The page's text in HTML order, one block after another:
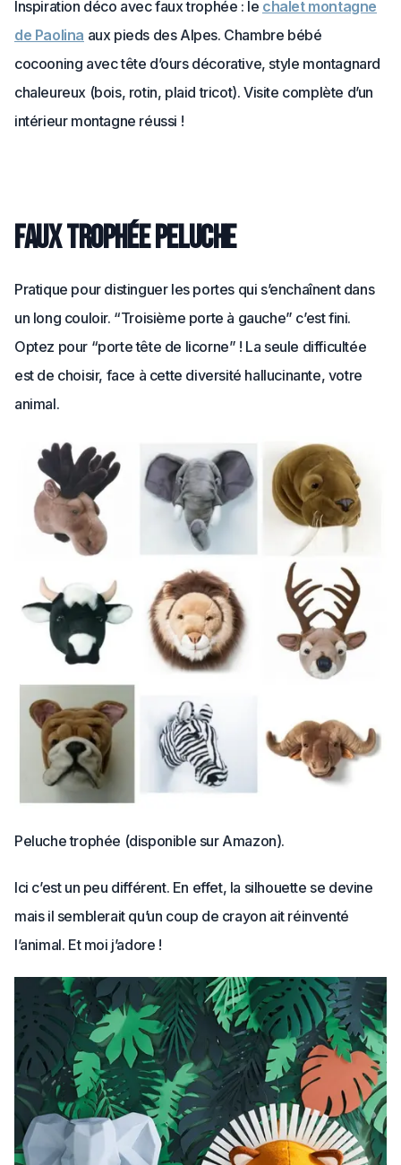
Inspiration déco avec faux trophée : le chalet montagne
de Paolina aux pieds des Alpes. Chambre bébé
cocooning avec tête d’ours décorative, style montagnard
chaleureux (bois, rotin, plaid tricot). Visite complète d’un
intérieur montagne réussi !
Faux trophée peluche
Pratique pour distinguer les portes qui s’enchaînent dans
un long couloir. “Troisième porte à gauche” c’est fini.
Optez pour “porte tête de licorne” ! La seule difficultée
est de choisir, face à cette diversité hallucinante, votre
animal.
Peluche trophée (disponible sur Amazon).
Ici c’est un peu différent. En effet, la silhouette se devine
mais il semblerait qu’un coup de crayon ait réinventé
l’animal. Et moi j’adore !